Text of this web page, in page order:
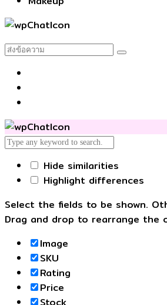
Hide similarities
Highlight differences
Select the fields to be shown.
Drag and drop to rearrange the
Image
SKU
Rating
Price